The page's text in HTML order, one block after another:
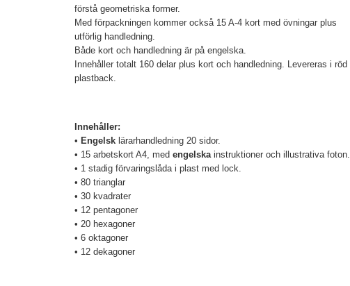
förstå geometriska former.
Med förpackningen kommer också 15 A-4 kort med övningar plus
utförlig handledning.
Både kort och handledning är på engelska.
Innehåller totalt 160 delar plus kort och handledning. Levereras i röd
plastback.
Innehåller:
• Engelsk lärarhandledning 20 sidor.
• 15 arbetskort A4, med engelska instruktioner och illustrativa foton.
• 1 stadig förvaringslåda i plast med lock.
• 80 trianglar
• 30 kvadrater
• 12 pentagoner
• 20 hexagoner
• 6 oktagoner
• 12 dekagoner